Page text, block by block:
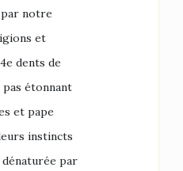
notre
et
dents de
pas étonnant
et pape
instincts
par